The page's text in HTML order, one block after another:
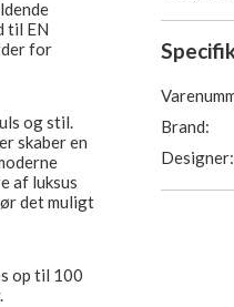
til EN
for
og stil.
skaber en
af luksus
det muligt
op til 100
Brand:
Designer: